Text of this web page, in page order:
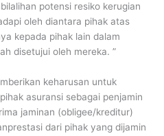
potensi resiko kerugian
oleh diantara pihak atas
kepada pihak lain dalam
disetujui oleh mereka. ”
keharusan untuk
asuransi sebagai penjamin
jaminan (obligee/kreditur)
dari pihak yang dijamin